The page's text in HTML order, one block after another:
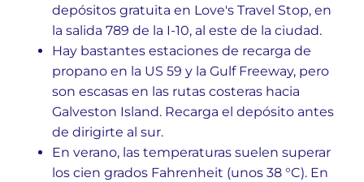
depósitos gratuita en Love's Travel Stop, en
la salida 789 de la I-10, al este de la ciudad.
Hay bastantes estaciones de recarga de
propano en la US 59 y la Gulf Freeway, pero
son escasas en las rutas costeras hacia
Galveston Island. Recarga el depósito antes
de dirigirte al sur.
En verano, las temperaturas suelen superar
los cien grados Fahrenheit (unos 38 °C). En